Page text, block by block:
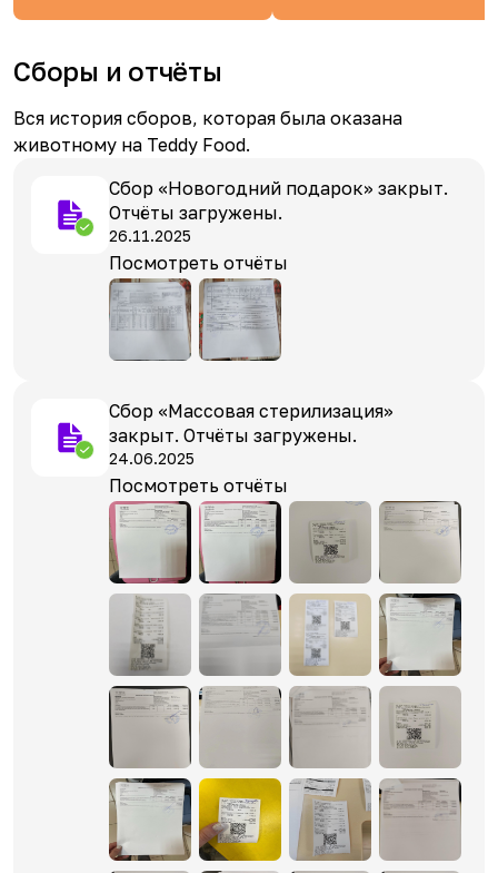
Сборы и отчёты
Вся история сборов, которая была оказана
животному на Teddy Food.
Сбор «Новогодний подарок» закрыт.
Отчёты загружены.
26.11.2025
Посмотреть отчёты
Сбор «Массовая стерилизация»
закрыт. Отчёты загружены.
24.06.2025
Посмотреть отчёты